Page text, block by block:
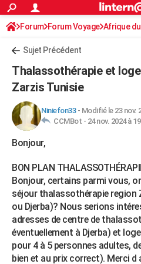
ACTUALITÉS
Politique
Société
Faits Divers
Education
Monde
Villes
+
Programme TV
TNTStreaming
Cinéma
Sorties cinéma
Musique
+FINANCE
Retraite
Impôts
Epargne
Immobilier
Risques naturels par ville
Banque
Assurance
Crédit
AUTO
Essais
Réserver un essai
Citadines
Berlines
SUV
Forum auto
HIGH-TECH
Forum
Aménagement intérieur
Extérieur
Cuisine
Salle de bains
Jardinage
Rangement
WEEK-END
Guides de France
Escapades
Patrimoine
Expositions
Musées
Week-end nature
+LIFESTYLE
Art de vivre
Bien-être
Loisirs
ModeModes de vie
SANTE
Alimentation
Guide de la santé
Maladies
Médicaments
Sommeil
VOYAGE
Forum Forum Voyage Afrique
Sujet Précédent
Thalassothérapie et
Zarzis Tunisie
Niniefon33- Modifié le 23 nov.
CCMBot - 24 nov. 2024 à
Bonjour,
BON PLAN
Bonjour, certains parmi vous,
séjour thalassothérapie region
ou Djerba)? Nous serions
adresses de centre de
éventuellement à Djerba) et
pour 4 à 5 personnes adultes,
bien et au prix correct). Merci d